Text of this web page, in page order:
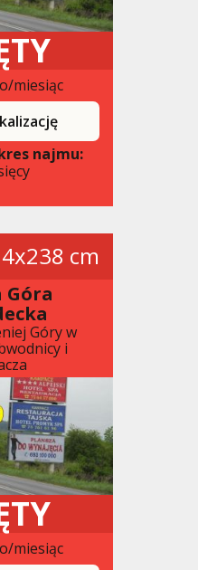
miesiąc
najmu:
cm
Góra
Góry w
i
miesiąc